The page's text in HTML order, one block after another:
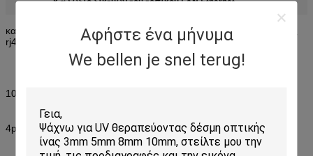
Αφήστε ένα μήνυμα
We bellen je snel terug!
καλώδιο του τοπικού LAN Ethernet συνδετήρων υψηλής επίδοσης
rj45 συνδετήρων 8p8c cat5/cat5e utp
1000pcs/bag
4p: μέγεθος 30000pcs/box 25kg: 46*30*30cm